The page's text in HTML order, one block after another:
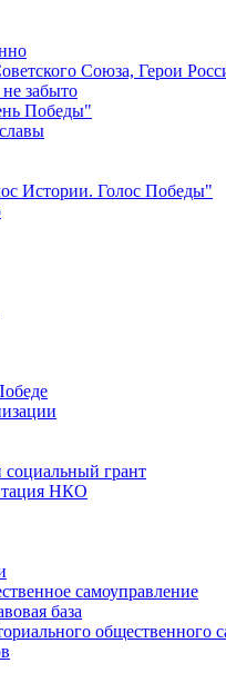
Союза, Герои
забыто
Победы"
Истории. Голос Победы"
грант
НКО
самоуправление
база
общественного